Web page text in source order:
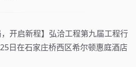
开启新程】弘洽工程第九届工程行
日在石家庄桥西区希尔顿惠庭酒店